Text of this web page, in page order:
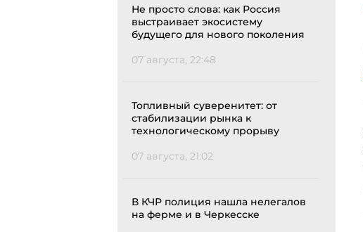
Не просто слова: как Россия
выстраивает экосистему
будущего для нового поколения
07 августа, 22:48
Топливный суверенитет: от
стабилизации рынка к
технологическому прорыву
07 августа, 21:02
В КЧР полиция нашла нелегалов
на ферме и в Черкесске